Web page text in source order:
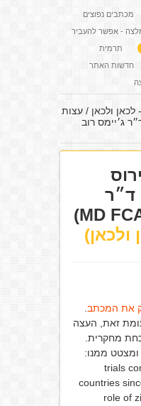
מכתבים נפוצים
- אפשר להעביר
תרמית
חדשות האתר
ולכאן /עצות
ג׳יימס רוב
ד״ר
זאת, העצה
מחקרית.
ומצטט ממנו:
“trials
countries
role of